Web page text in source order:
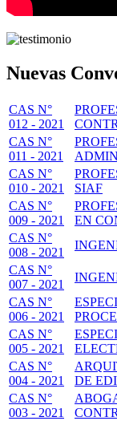
Nuevas
CAS N°
012 - 2021
CAS N°
011 - 2021
CAS N°
010 - 2021
SIAF
CAS N°
009 - 2021
EN
CAS N°
008 - 2021
CAS N°
007 - 2021
CAS N°
006 - 2021
CAS N°
005 - 2021
CAS N°
004 - 2021
DE
CAS N°
003 - 2021